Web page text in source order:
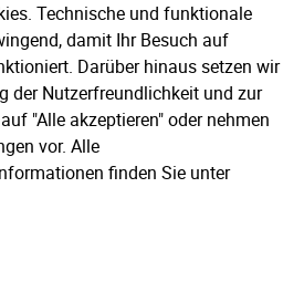
TV GLASFASER
Technische und funktionale
damit Ihr Besuch auf
Darüber hinaus setzen wir
der Nutzerfreundlichkeit und zur
"Alle akzeptieren" oder nehmen
vor. Alle
finden Sie unter